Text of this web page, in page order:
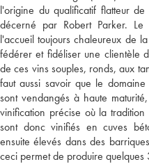
l'origine du qualificatif flatteur
décerné par Robert Parker.
l'accueil toujours chaleureux de
fédérer et fidéliser une clientèle
de ces vins souples, ronds, aux
faut aussi savoir que le
sont vendangés à haute
vinification précise où la
sont donc vinifiés en cuves
ensuite élevés dans des
ceci permet de produire